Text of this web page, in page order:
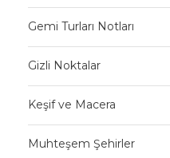
Gemi Turları Notları
Gizli Noktalar
Keşif ve Macera
Muhteşem Şehirler